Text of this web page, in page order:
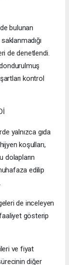
bulunan
de denetlendi.
kontrol
yalnızca gıda
koşulları,
dolapların
edilip
de inceleyen
gösterip
ve fiyat
diğer